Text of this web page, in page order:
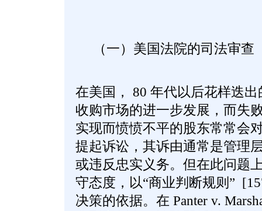
（一）美国法院的司法审
在美国， 80 年代以后花样迭
收购市场的进一步发展，而失
实现而愤愤不平的股东常常会
提起诉讼，其诉由通常是管理
或违反忠实义务。但在此问题
守态度，以“商业判断规则”
决策的依据。在 Panter v.